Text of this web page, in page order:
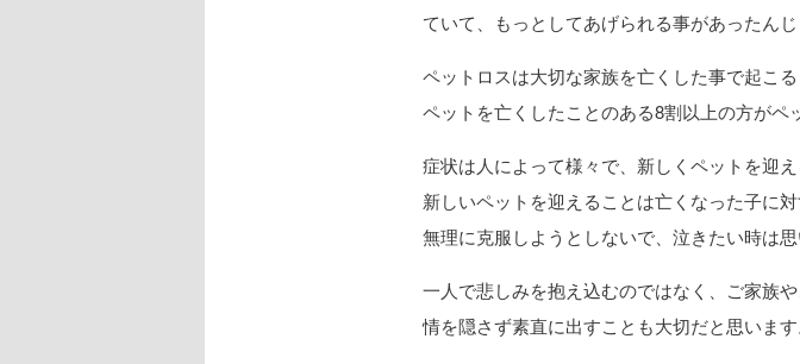
ていて、もっとしてあげられる事があったんじ
ペットロスは大切な家族を亡くした事で起こる
ペットを亡くしたことのある8割以上の方がペ
症状は人によって様々で、新しくペットを迎
新しいペットを迎えることは亡くなった子に
無理に克服しようとしないで、泣きたい時は
一人で悲しみを抱え込むのではなく、ご家族
情を隠さず素直に出すことも大切だと思います